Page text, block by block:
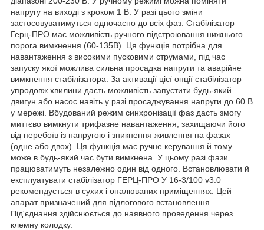
напругу на виході з кроком 1 В. У разі цього зміни
застосовуватимуться одночасно до всіх фаз. Стабілізатор
Герц-ПРО має можливість ручного підстроювання нижнього
порога вимкнення (60-135В). Ця функція потрібна для
навантаження з високими пусковими струмами, під час
запуску якої можлива сильна просадка напруги та аварійне
вимкнення стабілізатора. За активації цієї опції стабілізатор
упродовж хвилини дасть можливість запустити будь-який
двигун або насос навіть у разі просаджування напруги до 60 В
у мережі. Вбудований режим синхронізації фаз дасть змогу
миттєво вимкнути трифазне навантаження, захищаючи його
від перебоїв із напругою і зникнення живлення на фазах
(одне або двох). Ця функція має ручне керування й тому
може в будь-який час бути вимкнена. У цьому разі фази
працюватимуть незалежно один від одного. Встановлювати й
експлуатувати стабілізатор ГЕРЦ-ПРО У 16-3/100 v3.0
рекомендується в сухих і опалюваних приміщеннях. Цей
апарат призначений для підлогового встановлення.
Під'єднання здійснюється до наявного проведення через
клемну колодку.